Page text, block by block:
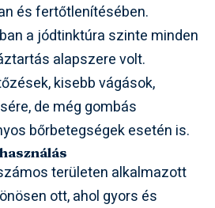
és fertőtlenítésében.
a jódtinktúra szinte minden
alapszere volt.
kisebb vágások,
de még gombás
bőrbetegségek esetén is.
területen alkalmazott
ott, ahol gyors és